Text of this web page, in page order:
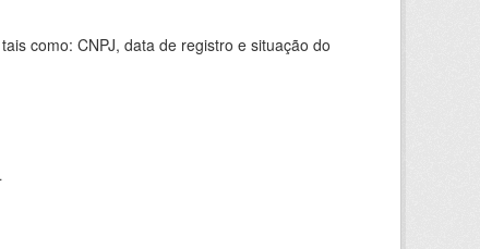
como: CNPJ, data de registro e situação do